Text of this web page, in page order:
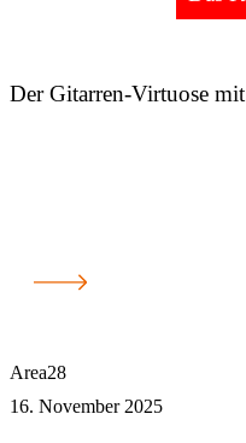
Der Gitarren-Virtuose
Area28
16. November 2025